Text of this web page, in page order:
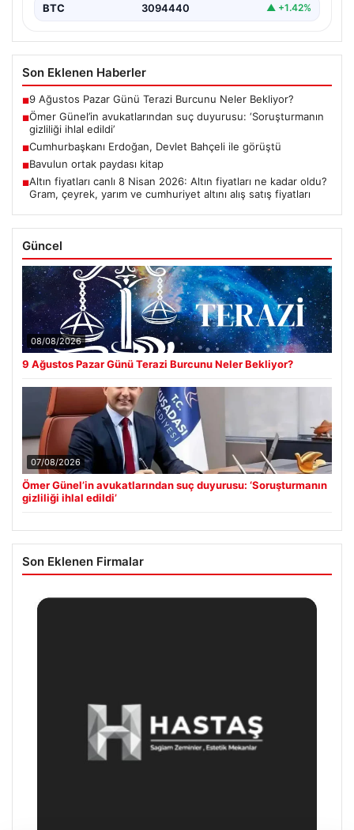
BTC 3094440 ▲ +1.42%
Son Eklenen Haberler
■9 Ağustos Pazar Günü Terazi Burcunu Neler Bekliyor?
■Ömer Günel’in avukatlarından suç duyurusu: ‘Soruşturmanın
gizliliği ihlal edildi’
■Cumhurbaşkanı Erdoğan, Devlet Bahçeli ile görüştü
■Bavulun ortak paydası kitap
■Altın fiyatları canlı 8 Nisan 2026: Altın fiyatları ne kadar oldu?
Gram, çeyrek, yarım ve cumhuriyet altını alış satış fiyatları
Güncel
08/08/2026
9 Ağustos Pazar Günü Terazi Burcunu Neler Bekliyor?
07/08/2026
Ömer Günel’in avukatlarından suç duyurusu: ‘Soruşturmanın
gizliliği ihlal edildi’
Son Eklenen Firmalar